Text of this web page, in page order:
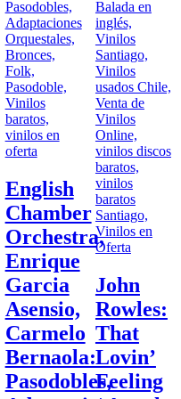
English
Chamber
Orchestra,
Enrique
Garcia
Asensio,
Carmelo
Bernaola:
Pasodobles,
John
Rowles:
That
Lovin’
Feeling